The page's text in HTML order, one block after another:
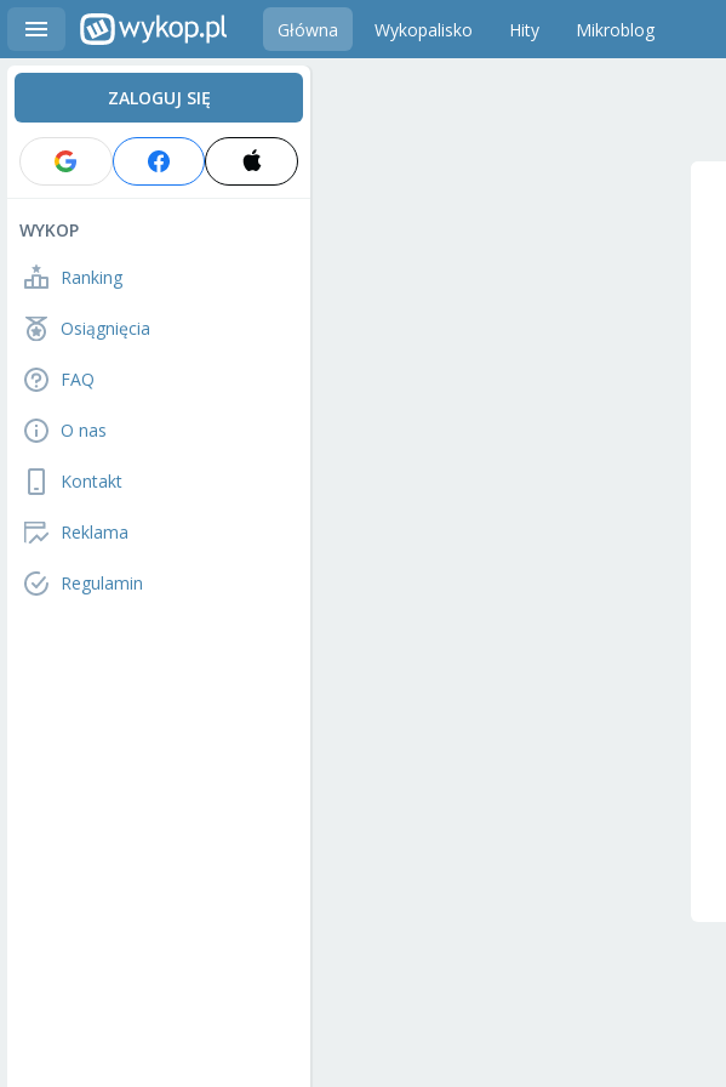
Główna Wykopalisko Hity Mikroblog
ZALOGUJ SIĘ
WYKOP
Ranking
Osiągnięcia
FAQ
O nas
Kontakt
Reklama
Regulamin